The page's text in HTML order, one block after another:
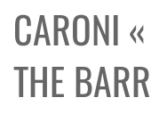
CARONI
THE